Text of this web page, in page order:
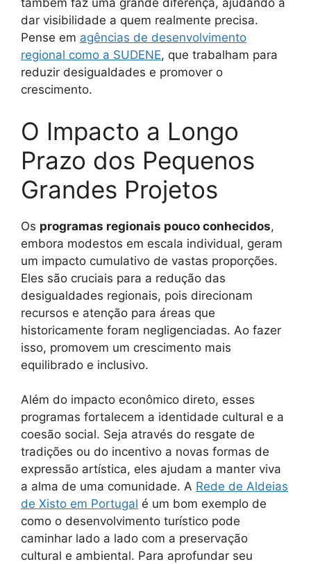
também faz uma grande diferença, ajudando a
dar visibilidade a quem realmente precisa.
Pense em agências de desenvolvimento
regional como a SUDENE, que trabalham para
reduzir desigualdades e promover o
crescimento.
O Impacto a Longo
Prazo dos Pequenos
Grandes Projetos
Os programas regionais pouco conhecidos,
embora modestos em escala individual, geram
um impacto cumulativo de vastas proporções.
Eles são cruciais para a redução das
desigualdades regionais, pois direcionam
recursos e atenção para áreas que
historicamente foram negligenciadas. Ao fazer
isso, promovem um crescimento mais
equilibrado e inclusivo.
Além do impacto econômico direto, esses
programas fortalecem a identidade cultural e a
coesão social. Seja através do resgate de
tradições ou do incentivo a novas formas de
expressão artística, eles ajudam a manter viva
a alma de uma comunidade. A Rede de Aldeias
de Xisto em Portugal é um bom exemplo de
como o desenvolvimento turístico pode
caminhar lado a lado com a preservação
cultural e ambiental. Para aprofundar seu